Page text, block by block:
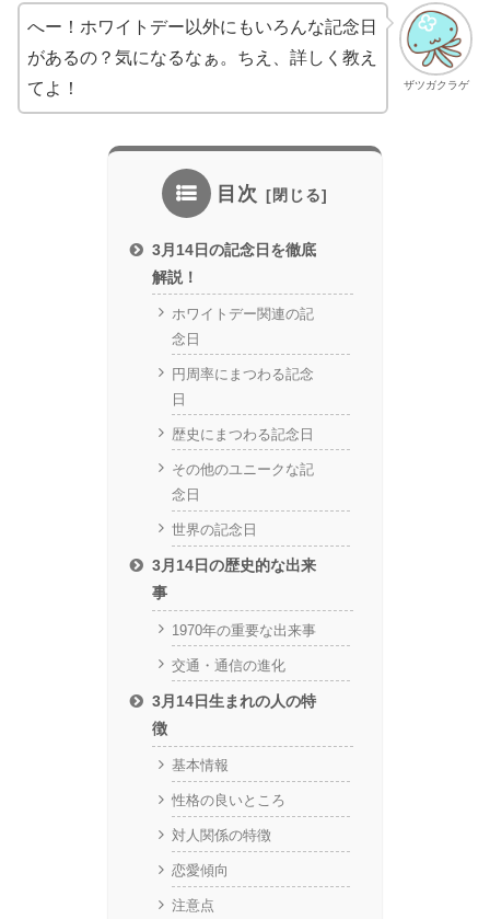
ザツガクラゲ
へー！ホワイトデー以外にもいろんな記念日
があるの？気になるなぁ。ちえ、詳しく教え
てよ！
目次
3月14日の記念日を徹底
解説！
ホワイトデー関連の記
念日
円周率にまつわる記念
日
歴史にまつわる記念日
その他のユニークな記
念日
世界の記念日
3月14日の歴史的な出来
事
1970年の重要な出来事
交通・通信の進化
3月14日生まれの人の特
徴
基本情報
性格の良いところ
対人関係の特徴
恋愛傾向
注意点